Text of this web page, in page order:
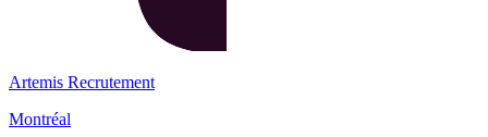
Artemis Recrutement
Montréal